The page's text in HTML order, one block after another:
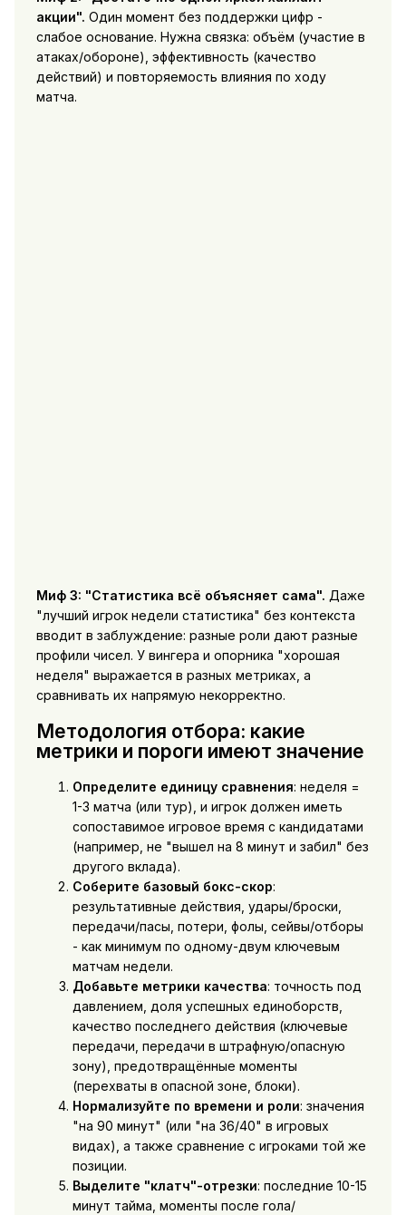
акции". Один момент без поддержки цифр -
слабое основание. Нужна связка: объём (участие в
атаках/обороне), эффективность (качество
действий) и повторяемость влияния по ходу
матча.
Миф 3: "Статистика всё объясняет сама". Даже
"лучший игрок недели статистика" без контекста
вводит в заблуждение: разные роли дают разные
профили чисел. У вингера и опорника "хорошая
неделя" выражается в разных метриках, а
сравнивать их напрямую некорректно.
Методология отбора: какие
метрики и пороги имеют значение
Определите единицу сравнения: неделя =
1-3 матча (или тур), и игрок должен иметь
сопоставимое игровое время с кандидатами
(например, не "вышел на 8 минут и забил" без
другого вклада).
Соберите базовый бокс-скор:
результативные действия, удары/броски,
передачи/пасы, потери, фолы, сейвы/отборы
- как минимум по одному-двум ключевым
матчам недели.
Добавьте метрики качества: точность под
давлением, доля успешных единоборств,
качество последнего действия (ключевые
передачи, передачи в штрафную/опасную
зону), предотвращённые моменты
(перехваты в опасной зоне, блоки).
Нормализуйте по времени и роли: значения
"на 90 минут" (или "на 36/40" в игровых
видах), а также сравнение с игроками той же
позиции.
Выделите "клатч"-отрезки: последние 10-15
минут тайма, моменты после гола/